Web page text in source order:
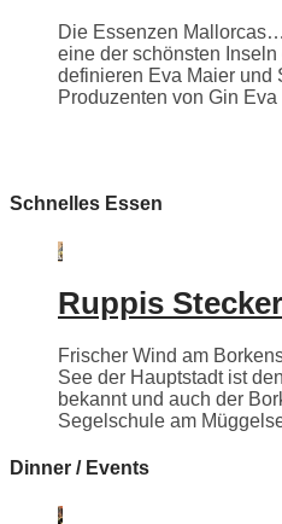
Die Essenzen
eine der schönsten
definieren Eva Maier und
Produzenten von Gin Eva
Schnelles Essen
Ruppis
Frischer Wind am
See der Hauptstadt ist
bekannt und auch der
Segelschule am
Dinner / Events